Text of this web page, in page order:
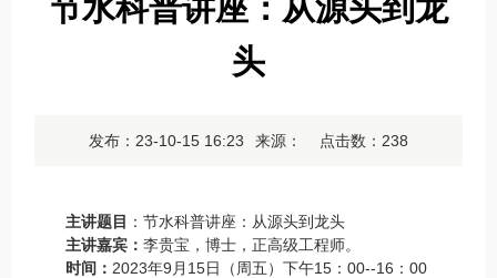
节水科普讲座：从源头到龙
头
发布：23-10-15 16:23 来源： 点击数： 238
主讲题目 ：节水科普讲座：从源头到龙头
主讲嘉宾：李贵宝，博士，正高级工程师。
时间： 2023年9月15日（周五）下午15：00--16：00